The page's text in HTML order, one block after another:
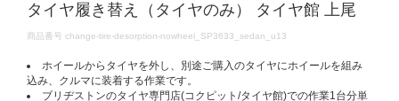
タイヤ履き替え（タイヤのみ） タイヤ館 上尾
DETAILS
商品番号 change-tire-desorption-nowheel_SP3633_sedan_u13
ホイールからタイヤを外し、別途ご購入のタイヤにホイールを組み
込み、クルマに装着する作業です。
ブリヂストンのタイヤ専門店(コクピット/タイヤ館)での作業1台分単